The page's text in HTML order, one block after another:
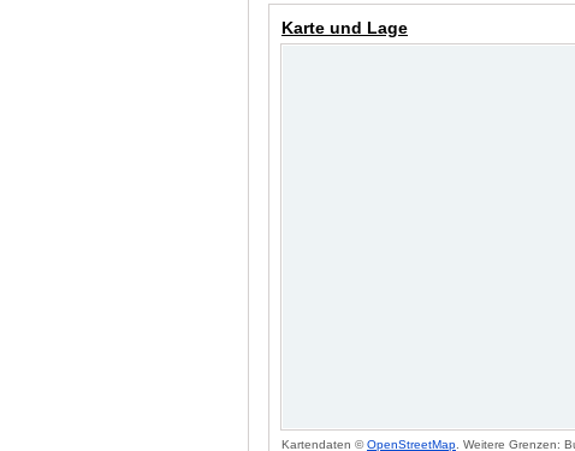
Karte und Lage
Kartendaten ©OpenStreetMap . Weitere Grenzen: